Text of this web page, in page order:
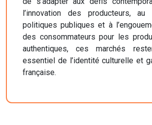
l’innovation des producteurs,
politiques publiques et à
des consommateurs pour les
authentiques, ces marchés
essentiel de l’identité culturelle et
française.